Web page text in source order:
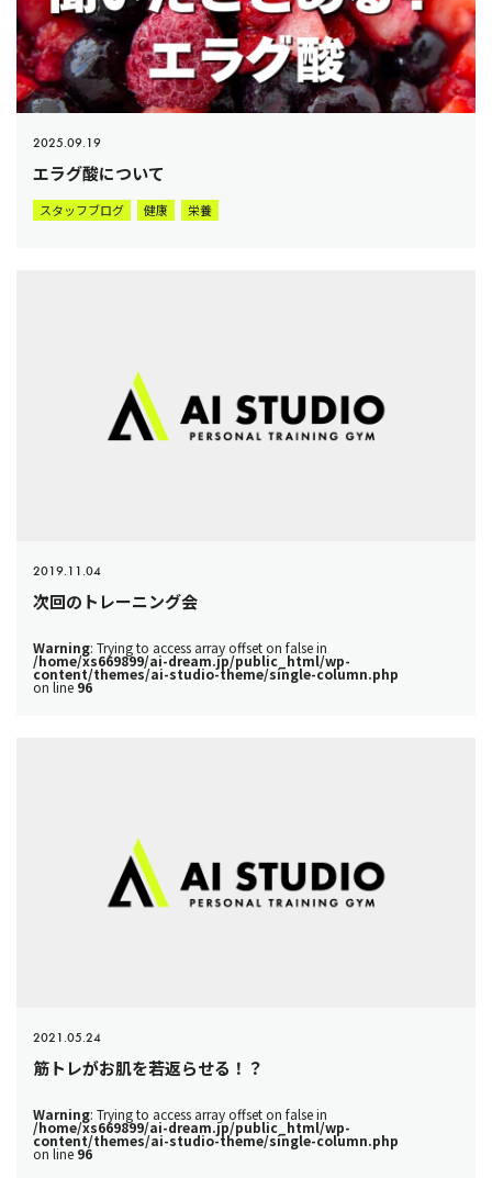
2025.09.19
エラグ酸について
スタッフブログ 健康 栄養
2019.11.04
次回のトレーニング会
Warning: Trying to access array offset on false in
/home/xs669899/ai-dream.jp/public_html/wp-
content/themes/ai-studio-theme/single-column.php
on line 96
2021.05.24
筋トレがお肌を若返らせる！？
Warning: Trying to access array offset on false in
/home/xs669899/ai-dream.jp/public_html/wp-
content/themes/ai-studio-theme/single-column.php
on line 96